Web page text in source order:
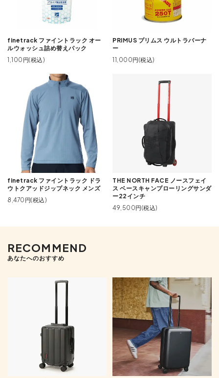
finetrack ファイントラック オー
ルウォッシュ詰め替えパック
1,100円(税込)
PRIMUS プリムス ウルトラバーナ
ー
11,000円(税込)
finetrack ファイントラック ドラ
ウトクアッドジップネック メンズ
8,470円(税込)
THE NORTH FACE ノースフェイ
ス ベースキャンプローリングサンダ
ー22インチ
49,500円(税込)
RECOMMEND
あなたへのおすすめ